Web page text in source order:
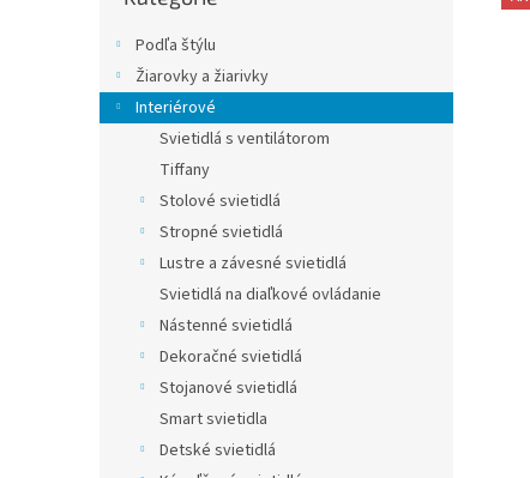
a
Podľa štýlu
Žiarovky a žiarivky
Interiérové
Svietidlá s ventilátorom
Tiffany
Stolové svietidlá
Stropné svietidlá
Lustre a závesné svietidlá
Svietidlá na diaľkové ovládanie
Nástenné svietidlá
Dekoračné svietidlá
Stojanové svietidlá
Smart svietidla
Detské svietidlá